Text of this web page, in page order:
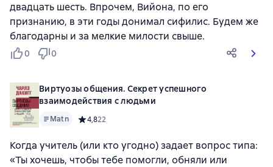
двадцать шесть. Впрочем, Вийона, по его
признанию, в эти годы донимал сифилис. Будем же
благодарны и за мелкие милости свыше.
0 0
Виртуозы общения. Секрет успешного
взаимодействия с людьми
Matn Средний рейтинг 4,8 на основе 22 оценок
4,822
Когда учитель (или кто угодно) задает вопрос типа:
«Ты хочешь, чтобы тебе помогли, обняли или